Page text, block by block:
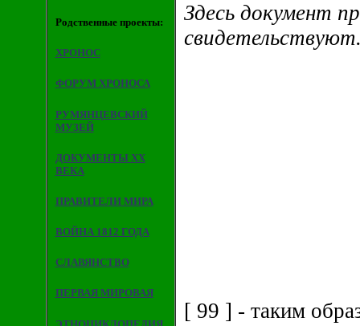
Родственные проекты:
ХРОНОС
ФОРУМ ХРОНОСА
РУМЯНЦЕВСКИЙ
МУЗЕЙ
ДОКУМЕНТЫ XX
ВЕКА
ПРАВИТЕЛИ МИРА
ВОЙНА 1812 ГОДА
СЛАВЯНСТВО
ПЕРВАЯ МИРОВАЯ
Здесь документ
[ 99 ] - таким